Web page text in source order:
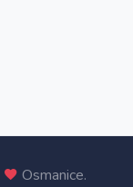
Osmanice.